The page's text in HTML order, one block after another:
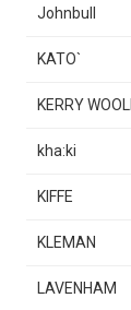
Johnbull
KATO`
KERRY
kha:ki
KIFFE
KLEMAN
LAVENHAM